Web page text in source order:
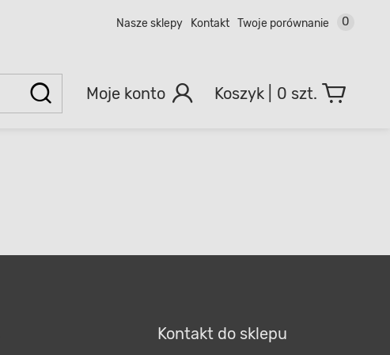
Nasze sklepy Kontakt Twoje porównanie 0
Moje konto 0 szt.
Kontakt do sklepu